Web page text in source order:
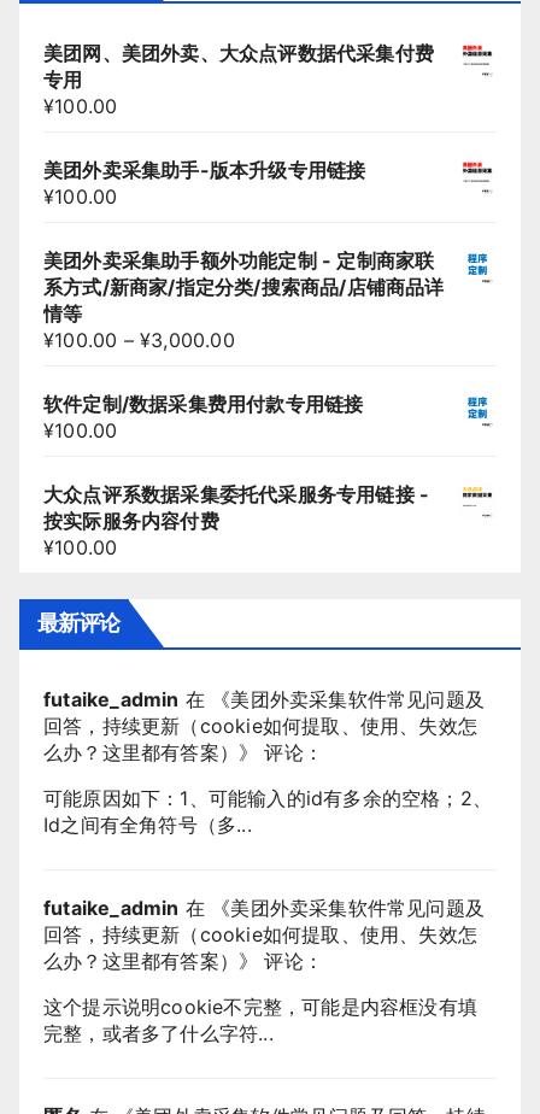
美团网、美团外卖、大众点评数据代采集付费
专用
¥100.00
美团外卖采集助手-版本升级专用链接
¥100.00
美团外卖采集助手额外功能定制 - 定制商家联
系方式/新商家/指定分类/搜索商品/店铺商品详
情等
¥100.00 –¥3,000.00
软件定制/数据采集费用付款专用链接
¥100.00
大众点评系数据采集委托代采服务专用链接 -
按实际服务内容付费
¥100.00
最新评论
futaike_admin 在 《美团外卖采集软件常见问题及
回答，持续更新（cookie如何提取、使用、失效怎
么办？这里都有答案） 》 评论：
可能原因如下：1、可能输入的id有多余的空格；2、
Id之间有全角符号（多...
futaike_admin 在 《美团外卖采集软件常见问题及
回答，持续更新（cookie如何提取、使用、失效怎
么办？这里都有答案） 》 评论：
这个提示说明cookie不完整，可能是内容框没有填
完整，或者多了什么字符...